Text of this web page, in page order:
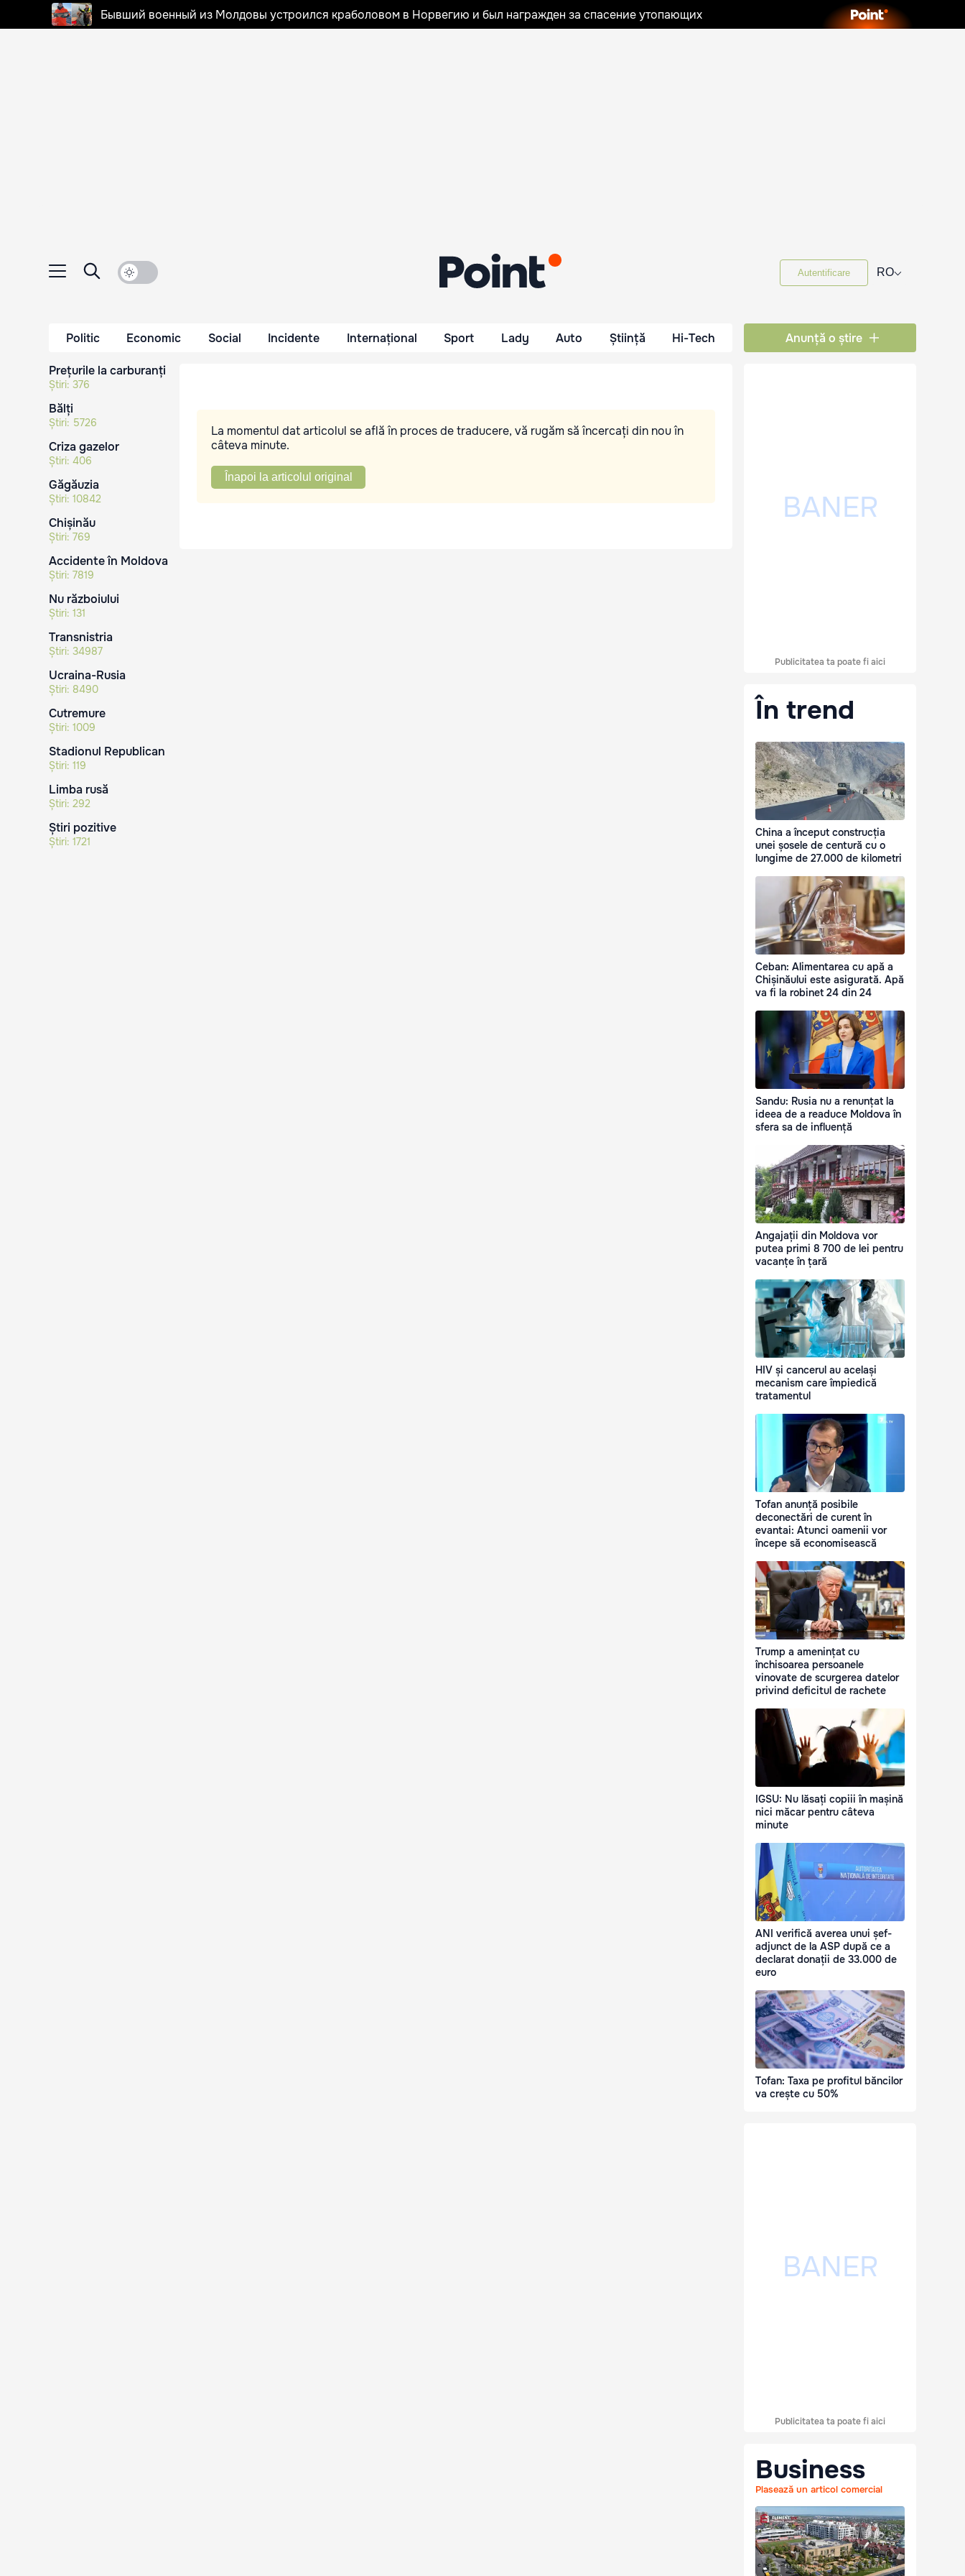
Бывший военный из Молдовы устроился краболовом в Норвегию и был награжден за спасение утопающих
Autentificare RO⌵
Politic Economic Social Incidente Internațional Sport Lady Auto Știință Hi-Tech Anunță o știre
Prețurile la carburanți
Știri: 376
Bălți
Știri: 5726
Criza gazelor
Știri: 406
Găgăuzia
Știri: 10842
Chișinău
Știri: 769
Accidente în Moldova
Știri: 7819
Nu războiului
Știri: 131
Transnistria
Știri: 34987
Ucraina-Rusia
Știri: 8490
Cutremure
Știri: 1009
Stadionul Republican
Știri: 119
Limba rusă
Știri: 292
Știri pozitive
Știri: 1721
La momentul dat articolul se află în proces de traducere, vă rugăm să încercați din nou în
câteva minute.
Înapoi la articolul original
Publicitatea ta poate fi aici
În trend
China a început construcția
unei șosele de centură cu o
lungime de 27.000 de kilometri
Ceban: Alimentarea cu apă a
Chișinăului este asigurată. Apă
va fi la robinet 24 din 24
Sandu: Rusia nu a renunțat la
ideea de a readuce Moldova în
sfera sa de influență
Angajații din Moldova vor
putea primi 8 700 de lei pentru
vacanțe în țară
HIV și cancerul au același
mecanism care împiedică
tratamentul
Tofan anunță posibile
deconectări de curent în
evantai: Atunci oamenii vor
începe să economisească
Trump a amenințat cu
închisoarea persoanele
vinovate de scurgerea datelor
privind deficitul de rachete
IGSU: Nu lăsați copiii în mașină
nici măcar pentru câteva
minute
ANI verifică averea unui șef-
adjunct de la ASP după ce a
declarat donații de 33.000 de
euro
Tofan: Taxa pe profitul băncilor
va crește cu 50%
Publicitatea ta poate fi aici
Business
Plasează un articol comercial